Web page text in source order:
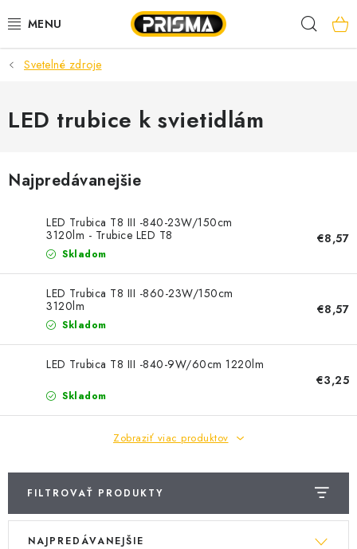
na
AKCIE
LED PÁSY
ROZVÁDZAČE
KÁBLE A VODIČE
SVORKY, ROZBOČOVAČE A OSTATNÉ
BLESKOZVOD
BATÉRIE A NABÍJAČKY
ELEKTRICKÉ VYKUROVANIE A VENTILÁCIA
NÁRADIE A KOTVIACI MATERIÁL
ÚLOŽNÝ MATERIÁL
Svetelné zdroje
LED trubice k svietidlám
Najpredávanejšie
LED Trubica T8 III -840-23W/150cm
3120lm - Trubice LED T8
Skladom
€8,57
LED Trubica T8 III -860-23W/150cm
3120lm
Skladom
€8,57
LED Trubica T8 III -840-9W/60cm 1220lm
Skladom
€3,25
Zobraziť viac produktov
FILTROVAŤ PRODUKTY
V
R
NAJPREDÁVANEJŠIE